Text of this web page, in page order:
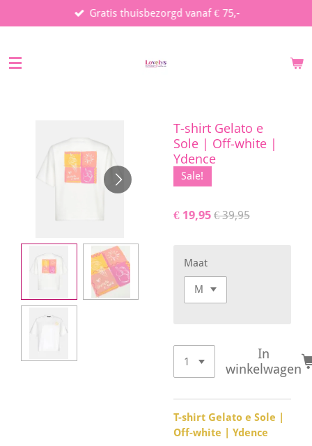
direct
de
Gratis thuisbezorgd vanaf € 75,-
T-shirt Gelato e
Sole | Off-white |
Ydence
Sale!
€ 19,95 € 39,95
Maat
In
winkelwagen
T-shirt Gelato e Sole |
Off-white | Ydence